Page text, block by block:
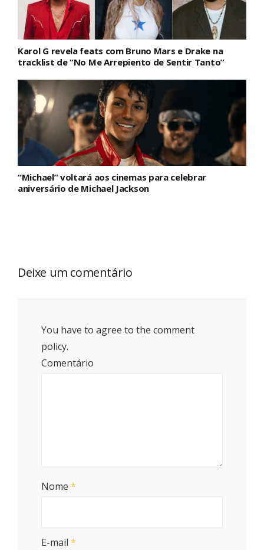
Karol G revela feats com Bruno Mars e Drake na
tracklist de “No Me Arrepiento de Sentir Tanto”
“Michael” voltará aos cinemas para celebrar
aniversário de Michael Jackson
Deixe um comentário
You have to agree to the comment
policy.
Comentário
Nome *
E-mail *